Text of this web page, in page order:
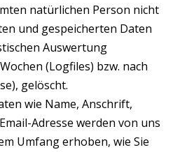
natürlichen Person nicht
und gespeicherten Daten
Auswertung
(Logfiles) bzw. nach
gelöscht.
wie Name, Anschrift,
Adresse werden von uns
Umfang erhoben, wie Sie